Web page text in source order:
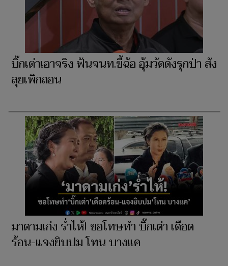
บิ๊กเต่าเอาจริง ฟันจนท.ขี้ฉ้อ อุ้มวัดดังรุกป่า สัง
ลุยเพิกถอน
มาดามเก่ง ร่ำไห้! ขอโทษทำ บิ๊กเต่า เดือด
ร้อน-แจงยิบปม โทน บางแค